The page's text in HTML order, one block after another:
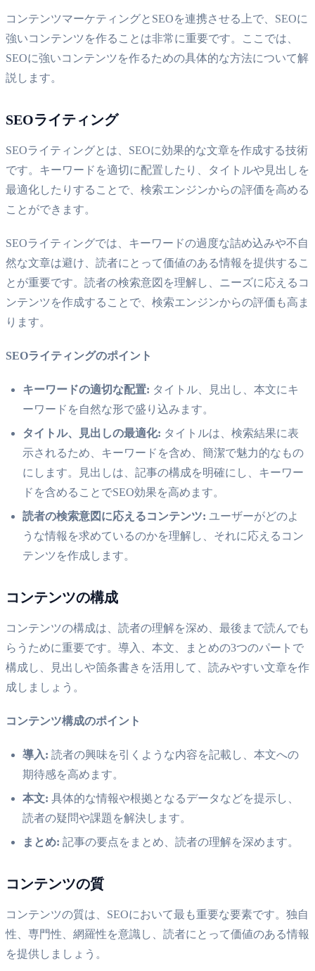
コンテンツマーケティングとSEOを連携させる上で、SEOに
強いコンテンツを作ることは非常に重要です。ここでは、
SEOに強いコンテンツを作るための具体的な方法について解
説します。
SEOライティング
SEOライティングとは、SEOに効果的な文章を作成する技術
です。キーワードを適切に配置したり、タイトルや見出しを
最適化したりすることで、検索エンジンからの評価を高める
ことができます。
SEOライティングでは、キーワードの過度な詰め込みや不自
然な文章は避け、読者にとって価値のある情報を提供するこ
とが重要です。読者の検索意図を理解し、ニーズに応えるコ
ンテンツを作成することで、検索エンジンからの評価も高ま
ります。
SEOライティングのポイント
キーワードの適切な配置: タイトル、見出し、本文にキ
ーワードを自然な形で盛り込みます。
タイトル、見出しの最適化: タイトルは、検索結果に表
示されるため、キーワードを含め、簡潔で魅力的なもの
にします。見出しは、記事の構成を明確にし、キーワー
ドを含めることでSEO効果を高めます。
読者の検索意図に応えるコンテンツ: ユーザーがどのよ
うな情報を求めているのかを理解し、それに応えるコン
テンツを作成します。
コンテンツの構成
コンテンツの構成は、読者の理解を深め、最後まで読んでも
らうために重要です。導入、本文、まとめの3つのパートで
構成し、見出しや箇条書きを活用して、読みやすい文章を作
成しましょう。
コンテンツ構成のポイント
導入: 読者の興味を引くような内容を記載し、本文への
期待感を高めます。
本文: 具体的な情報や根拠となるデータなどを提示し、
読者の疑問や課題を解決します。
まとめ: 記事の要点をまとめ、読者の理解を深めます。
コンテンツの質
コンテンツの質は、SEOにおいて最も重要な要素です。独自
性、専門性、網羅性を意識し、読者にとって価値のある情報
を提供しましょう。